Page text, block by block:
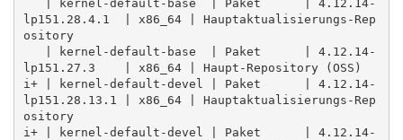
lp151.28.4.1  | x86_64 | Hauptaktualisierungs-Rep
ository
lp151.27.3    | x86_64 | Haupt-Repository (OSS)
i+ | kernel-default-devel | Paket      | 4.12.14-
lp151.28.13.1 | x86_64 | Hauptaktualisierungs-Rep
ository
i+ | kernel-default-devel | Paket      | 4.12.14-